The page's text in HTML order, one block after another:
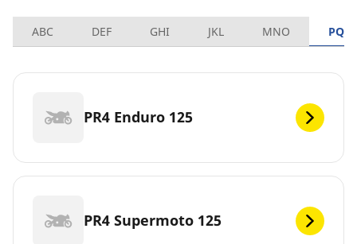
ABC DEF GHI JKL MNO PQRS
PR4 Enduro 125
PR4 Supermoto 125